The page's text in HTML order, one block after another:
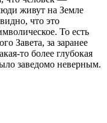
живут на Земле
что это
То есть
Завета, за заранее
то более глубокая
заведомо неверным.